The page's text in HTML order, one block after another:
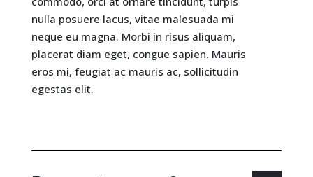
nulla posuere lacus, vitae malesuada mi
neque eu magna. Morbi in risus aliquam,
placerat diam eget, congue sapien. Mauris
eros mi, feugiat ac mauris ac, sollicitudin
egestas elit.